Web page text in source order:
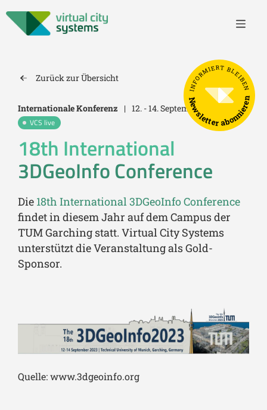
Zurück zur Übersicht
Internationale Konferenz | 12. - 14. September 2023
VCS live
18th International
3DGeoInfo Conference
Die 18th International 3DGeoInfo Conference
findet in diesem Jahr auf dem Campus der
TUM Garching statt. Virtual City Systems
unterstützt die Veranstaltung als Gold-
Sponsor.
Quelle: www.3dgeoinfo.org
INFORMIERT BLEIBEN
Newsletter abonnieren